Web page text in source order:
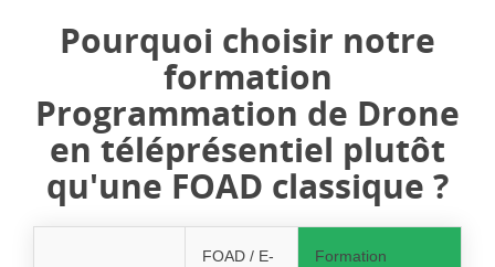
Pourquoi choisir notre
formation
Programmation de Drone
en téléprésentiel plutôt
qu'une FOAD classique ?
FOAD / E-
Formation